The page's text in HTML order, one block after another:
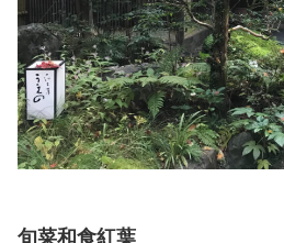
旬菜和食紅葉